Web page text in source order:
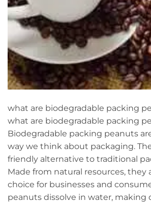
what are biodegradable packing
what are biodegradable packing
Biodegradable packing peanuts
way we think about packaging.
friendly alternative to traditional
Made from natural resources, they
choice for businesses and
peanuts dissolve in water, making